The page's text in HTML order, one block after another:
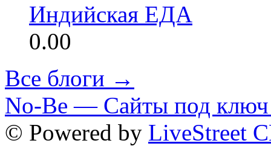
Индийская ЕДА
0.00
Все блоги →
No-Be — Сайты под ключ
© Powered by LiveStreet